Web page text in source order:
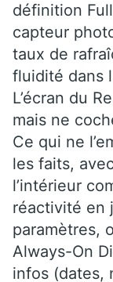
définition
capteur
taux de
fluidité dans
L’écran du
mais ne
Ce qui ne
les faits,
l’intérieur
réactivité en
paramètres,
Always-On
infos (dates,